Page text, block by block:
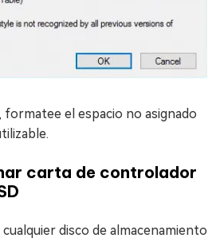
formatee el espacio no asignado
carta de controlador
cualquier disco de almacenamiento